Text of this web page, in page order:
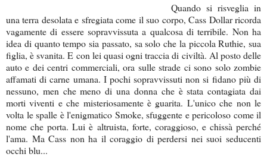
Quando si risveglia in
una terra desolata e sfregiata come il suo corpo, Cass Dollar ricorda
vagamente di essere sopravvissuta a qualcosa di terribile. Non ha
idea di quanto tempo sia passato, sa solo che la piccola Ruthie, sua
figlia, è svanita. E con lei quasi ogni traccia di civiltà. Al posto delle
auto e dei centri commerciali, ora sulle strade ci sono solo zombie
affamati di carne umana. I pochi sopravvissuti non si fidano più di
nessuno, men che meno di una donna che è stata contagiata dai
morti viventi e che misteriosamente è guarita. L'unico che non le
volta le spalle è l'enigmatico Smoke, sfuggente e pericoloso come il
nome che porta. Lui è altruista, forte, coraggioso, e chissà perché
l'ama. Ma Cass non ha il coraggio di perdersi nei suoi seducenti
occhi blu...